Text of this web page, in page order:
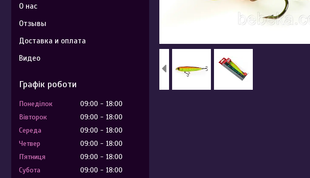
О нас
Отзывы
Доставка и оплата
Видео
Графік роботи
Понеділок 09:00
18:00
Вівторок
09:00
18:00
Середа
09:00
18:00
Четвер
09:00
18:00
Пʼятниця
09:00
18:00
Субота
09:00
18:00